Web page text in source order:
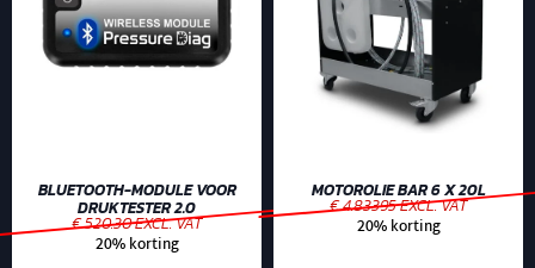
BLUETOOTH-MODULE VOOR
DRUKTESTER 2.0
€ 520.30 EXCL. VAT
20% korting
MOTOROLIE BAR 6 X 20L
€ 4.83395 EXCL. VAT
20% korting